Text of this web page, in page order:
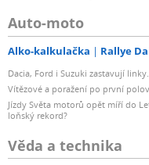
Auto-moto
Alko-kalkulačka Rallye
Dacia, Ford i Suzuki zastavují
Vítězové a poražení po první
Jízdy Světa motorů opět míří do
loňský rekord?
Věda a technika